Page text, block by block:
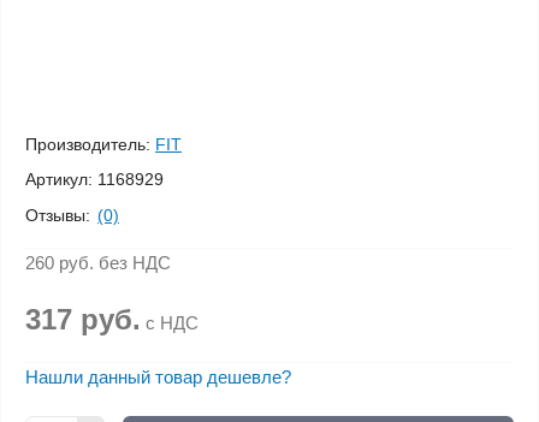
Производитель: FIT
Артикул: 1168929
Отзывы: (0)
260 руб. без НДС
317 руб. с НДС
Нашли данный товар дешевле?